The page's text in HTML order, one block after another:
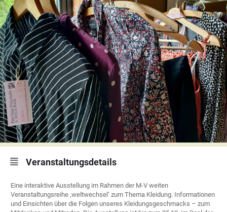
Veranstaltungsdetails
Eine interaktive Ausstellung im Rahmen der M-V weiten
Veranstaltungsreihe ‚weltwechsel‘ zum Thema Kleidung. Informationen
und Einsichten über die Folgen unseres Kleidungsgeschmacks – zum